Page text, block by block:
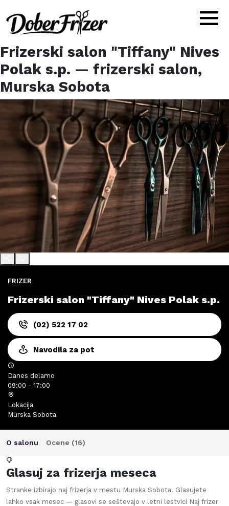
Frizerski salon "Tiffany" Nives
Polak s.p. — frizerski salon,
Murska Sobota
FRIZER
Frizerski salon "Tiffany" Nives Polak s.p.
(02) 522 17 02
Navodila za pot
Danes delamo
09:00 - 17:00
Lokacija
Murska Sobota
O salonu Ocene (16)
Glasuj za frizerja meseca
Stranke izbirajo naj frizerja v mestu Murska Sobota. Glasujete
lahko vsak mesec — glasovi se seštevajo v letni lestvici Naj frizer